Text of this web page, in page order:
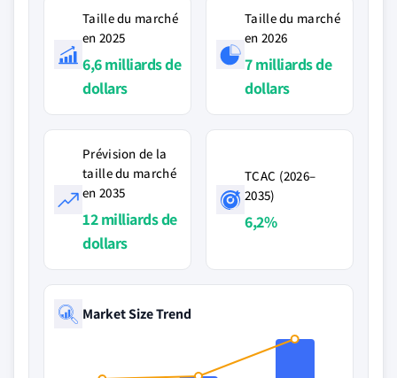
Taille du marché
en 2025
6,6 milliards de
dollars
Taille du marché
en 2026
7 milliards de
dollars
Prévision de la
taille du marché
en 2035
12 milliards de
dollars
TCAC (2026–
2035)
6,2%
Market Size Trend